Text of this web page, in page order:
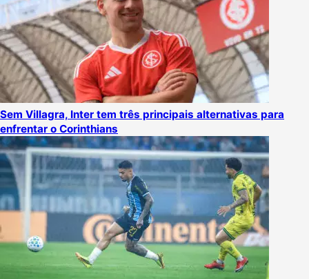
Sem Villagra, Inter tem três principais alternativas para
enfrentar o Corinthians